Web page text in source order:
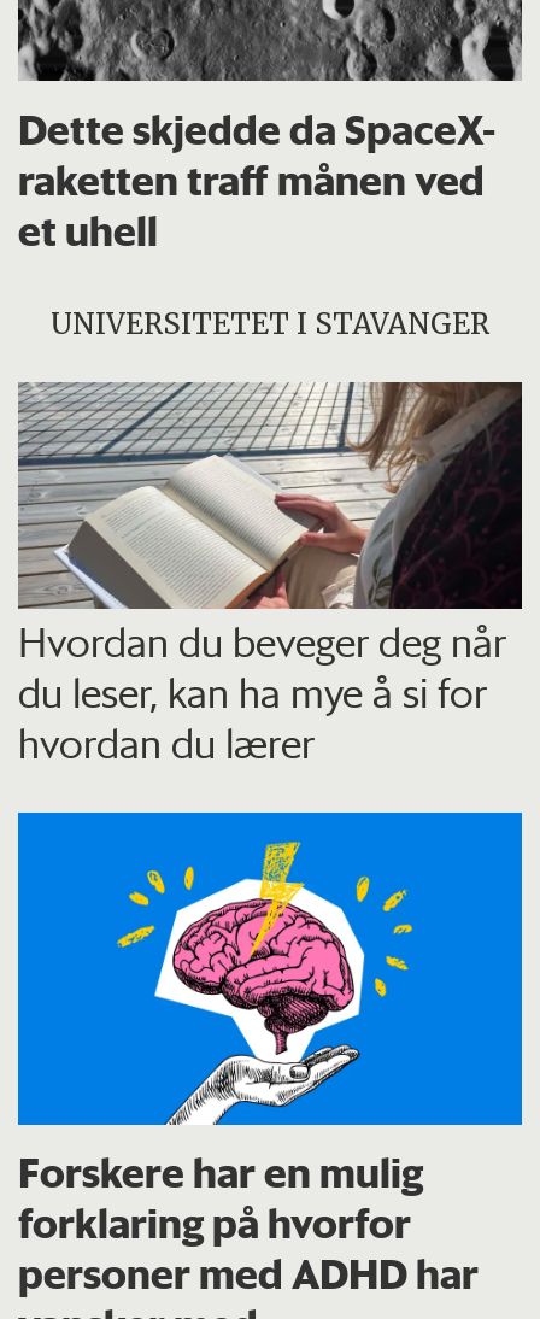
Dette skjedde da SpaceX-
raketten traff månen ved
et uhell
UNIVERSITETET I STAVANGER
Hvordan du beveger deg når
du leser, kan ha mye å si for
hvordan du lærer
Forskere har en mulig
forklaring på hvorfor
personer med ADHD har